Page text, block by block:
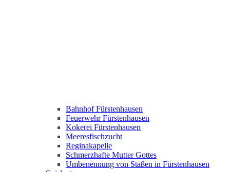
Bahnhof Fürstenhausen
Feuerwehr Fürstenhausen
Kokerei Fürstenhausen
Meeresfischzucht
Reginakapelle
Schmerzhafte Mutter Gottes
Umbenennung von Staßen in Fürstenhausen